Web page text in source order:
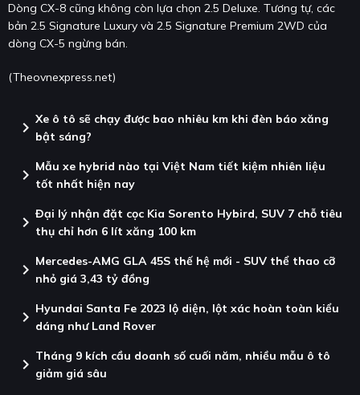
Dòng CX-8 cũng không còn lựa chọn 2.5 Deluxe. Tương tự, các
bản 2.5 Signature Luxury và 2.5 Signature Premium 2WD của
dòng CX-5 ngừng bán.
(Theovnexpress.net)
chevron_right Xe ô tô sẽ chạy được bao nhiêu km khi đèn báo xăng
bật sáng?
chevron_right Mẫu xe hybrid nào tại Việt Nam tiết kiệm nhiên liệu
tốt nhất hiện nay
chevron_right Đại lý nhận đặt cọc Kia Sorento Hybird, SUV 7 chỗ tiêu
thụ chỉ hơn 6 lít xăng 100 km
chevron_right Mercedes-AMG GLA 45S thế hệ mới - SUV thể thao cỡ
nhỏ giá 3,43 tỷ đồng
chevron_right Hyundai Santa Fe 2023 lộ diện, lột xác hoàn toàn kiểu
dáng như Land Rover
chevron_right Tháng 9 kích cầu doanh số cuối năm, nhiều mẫu ô tô
giảm giá sâu